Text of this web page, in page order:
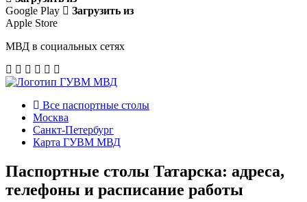
Google Play
Загрузить из
Apple Store
МВД в социальных сетях
Все паспортные столы
Москва
Санкт-Петербург
Карта ГУВМ МВД
Паспортные столы Татарска: адреса,
телефоны и расписание работы